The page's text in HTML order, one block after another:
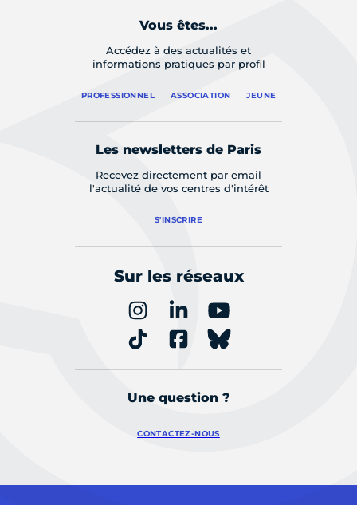
Vous êtes...
Accédez à des actualités et
informations pratiques par profil
PROFESSIONNEL ASSOCIATION JEUNE
Les newsletters de Paris
Recevez directement par email
l'actualité de vos centres d'intérêt
S'INSCRIRE
Sur les réseaux
Une question ?
CONTACTEZ-NOUS